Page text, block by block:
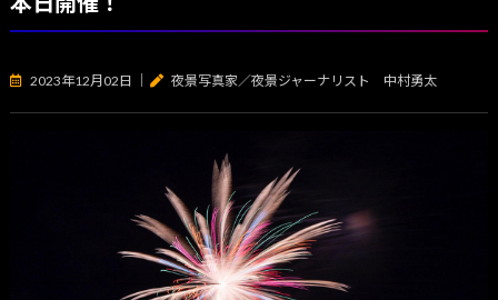
2023年12月02日 夜景写真家／夜景ジャーナリスト 中村勇太